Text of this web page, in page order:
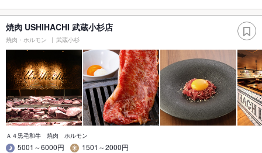
焼肉 USHIHACHI 武蔵小杉店
焼肉・ホルモン 武蔵小杉
Ａ４黒毛和牛 焼肉 ホルモン
5001～6000円
1501～2000円